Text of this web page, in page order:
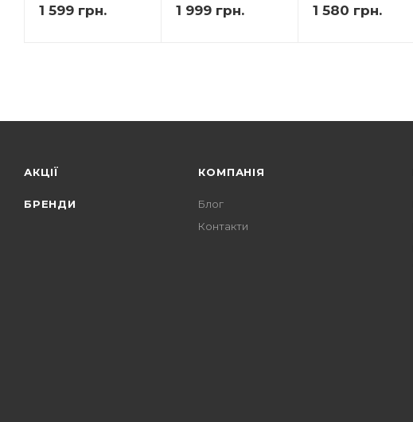
1 599 грн. 1 999 грн. 1 580 грн.
АКЦІЇ
БРЕНДИ
КОМПАНІЯ
Блог
Контакти